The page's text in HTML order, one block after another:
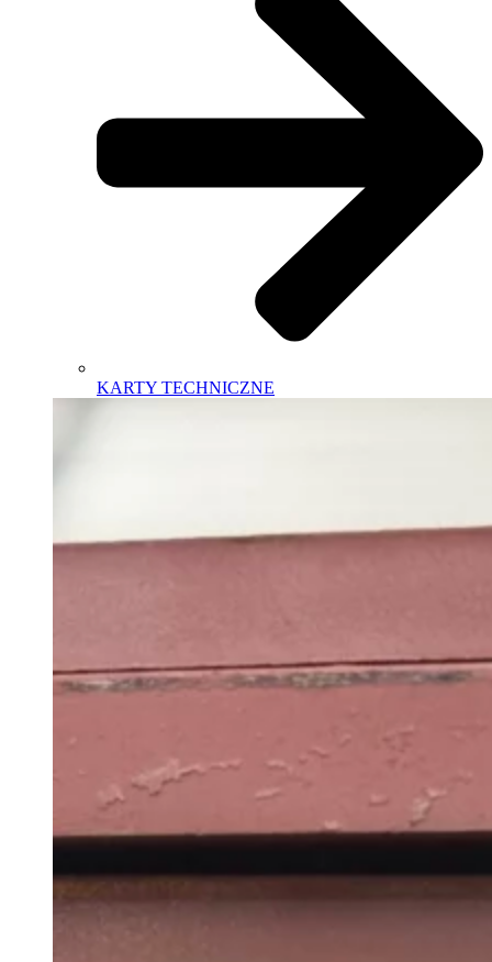
KARTY TECHNICZNE